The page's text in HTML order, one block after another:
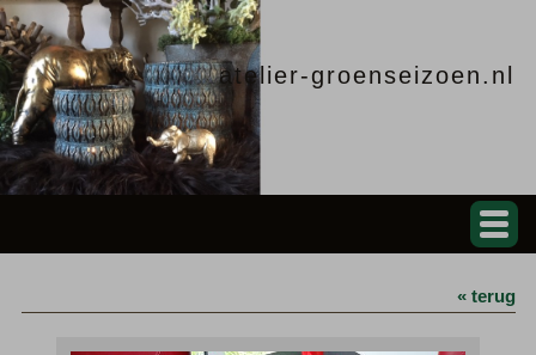
atelier-groenseizoen.nl
« terug